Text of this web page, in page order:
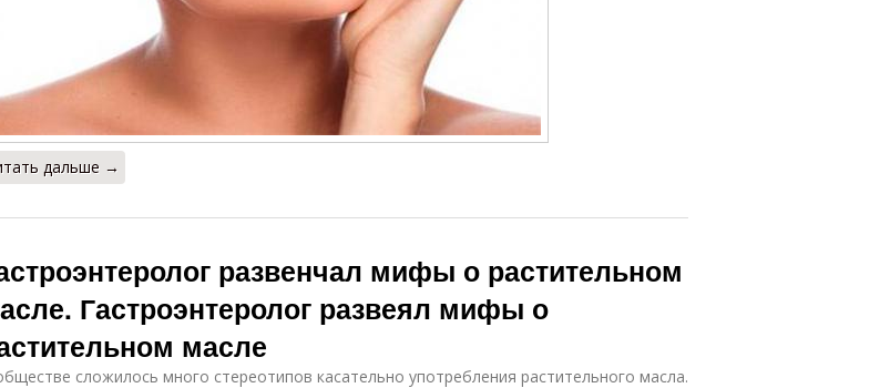
дальше →
развенчал мифы о растительном
Гастроэнтеролог развеял мифы о
масле
сложилось много стереотипов касательно употребления растительного масла.